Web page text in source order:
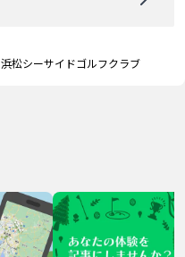
浜松シーサイドゴルフクラブ